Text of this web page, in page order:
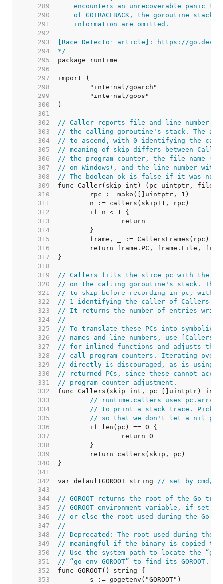
   289
   290
   291
   292
   293
   294
*/
   295
   296
   297
   298
   299
   300
   301
   302
// Caller reports file and line number
   303
// the calling goroutine's stack. The
   304
// to ascend, with 0 identifying the
   305
// meaning of skip differs between
   306
// the program counter, the file name
   307
// on Windows), and the line number
   308
// The boolean ok is false if it was not
   309
   310
   311
   312
   313
   314
   315
   316
   317
   318
   319
// Callers fills the slice pc with the
   320
// on the calling goroutine's stack. The
   321
// to skip before recording in pc, with
   322
// 1 identifying the caller of Callers.
   323
// It returns the number of entries
   324
//
   325
// To translate these PCs into symbolic
   326
// names and line numbers, use
   327
// for inlined functions and adjusts the
   328
// call program counters. Iterating over
   329
// directly is discouraged, as is using
   330
// returned PCs, since these cannot
   331
// program counter adjustment.
   332
   333
// runtime.callers uses
   334
// to print a stack trace. Pick
   335
// so that we don't let a nil
   336
   337
   338
   339
   340
   341
   342
var defaultGOROOT string // set by cmd/
   343
   344
// GOROOT returns the root of the Go
   345
// GOROOT environment variable, if set
   346
// or else the root used during the Go
   347
//
   348
// Deprecated: The root used during the
   349
// meaningful if the binary is copied to
   350
// Use the system path to locate the
   351
// “go env GOROOT” to find its GOROOT.
   352
   353